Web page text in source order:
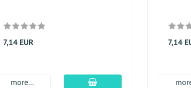
7,14 EUR
more... aggiungi al carrello
7,14